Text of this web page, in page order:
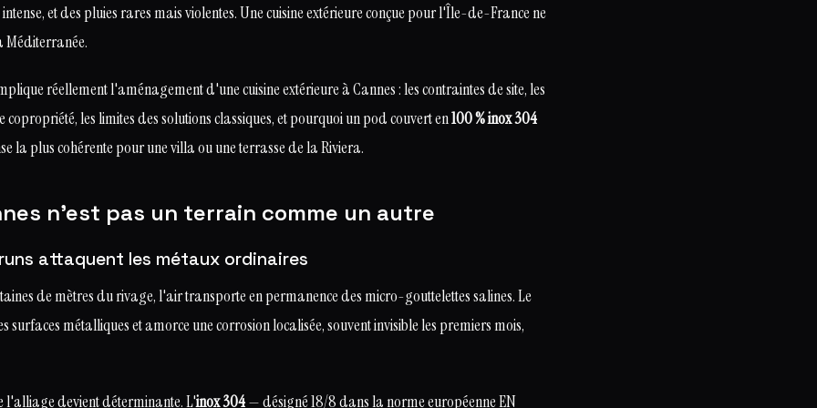
et des pluies rares mais violentes. Une cuisine extérieure conçue pour l'Île-de-France ne
Méditerranée.
réellement l'aménagement d'une cuisine extérieure à Cannes : les contraintes de site, les
les limites des solutions classiques, et pourquoi un pod couvert en100 % inox 304
la plus cohérente pour une villa ou une terrasse de la Riviera.
n'est pas un terrain comme un autre
attaquent les métaux ordinaires
de mètres du rivage, l'air transporte en permanence des micro-gouttelettes salines. Le
surfaces métalliques et amorce une corrosion localisée, souvent invisible les premiers mois,
l'alliage devient déterminante. L'inox 304— désigné 18/8 dans la norme européenne EN